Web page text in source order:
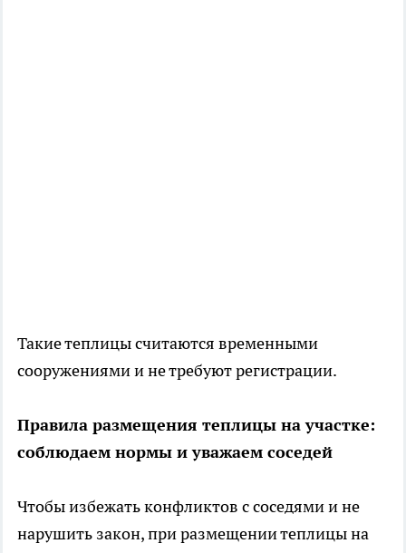
Такие теплицы считаются временными
сооружениями и не требуют регистрации.
Правила размещения теплицы на участке:
соблюдаем нормы и уважаем соседей
Чтобы избежать конфликтов с соседями и не
нарушить закон, при размещении теплицы на